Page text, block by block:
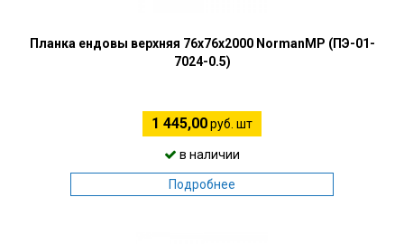
Планка ендовы верхняя 76х76х2000 NormanMP (ПЭ-01-
7024-0.5)
1 445,00руб. шт
в наличии
Подробнее